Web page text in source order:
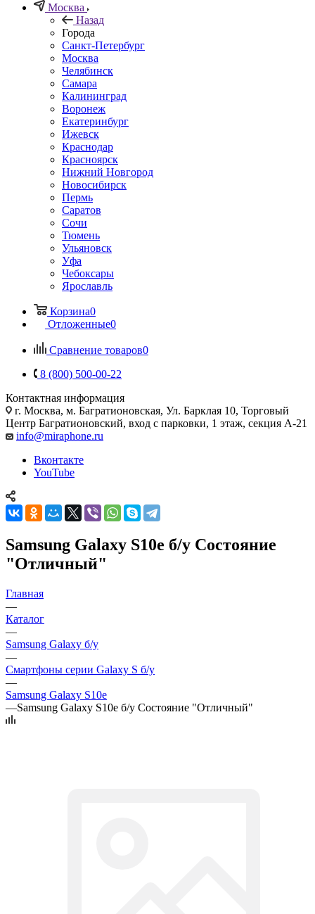
Москва
Назад
Города
Санкт-Петербург
Москва
Челябинск
Самара
Калининград
Воронеж
Екатеринбург
Ижевск
Краснодар
Красноярск
Нижний Новгород
Новосибирск
Пермь
Саратов
Сочи
Тюмень
Ульяновск
Уфа
Чебоксары
Ярославль
Корзина0
Отложенные0
Сравнение товаров0
8 (800) 500-00-22
Контактная информация
г. Москва, м. Багратионовская, Ул. Барклая 10, Торговый
Центр Багратионовский, вход с парковки, 1 этаж, секция А-21
info@miraphone.ru
Вконтакте
YouTube
Samsung Galaxy S10e б/у Состояние
"Отличный"
Главная
—
Каталог
—
Samsung Galaxy б/у
—
Смартфоны серии Galaxy S б/у
—
Samsung Galaxy S10e
—Samsung Galaxy S10e б/у Состояние "Отличный"